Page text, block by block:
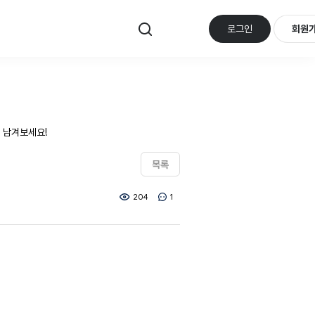
로그인 회원
겨보세요!
목록
204 1